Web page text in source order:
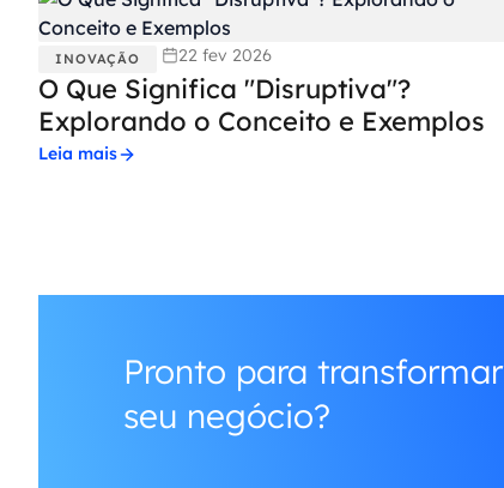
INOVAÇÃO 22 fev 2026
O Que Significa "Disruptiva"?
Explorando o Conceito e Exemplos
Leia mais
Pronto para transformar
seu negócio?